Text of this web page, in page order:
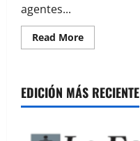
agentes...
Read MoreRead
more
charla
educativa
a
Maunabo
EDICIÓN MÁS RECIENTE